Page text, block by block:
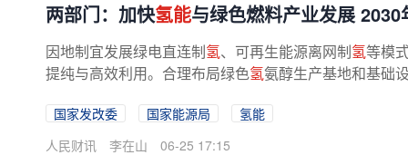
两部门：加快氢能与绿色燃料产业发展
因地制宜发展绿电直连制氢、可再生能源离网制氢等模
提纯与高效利用。合理布局绿色氢氨醇生产基地和基础
国家发改委 国家能源局
氢能
人民财讯
李在山 06-25 17:15